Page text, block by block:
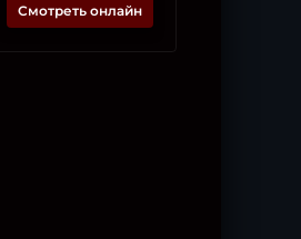
Смотреть онлайн